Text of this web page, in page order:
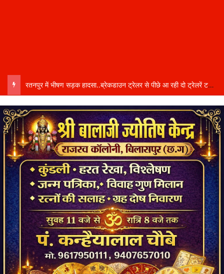
रतनपुर में भीषण सड़क हादसा..ब्रेकडाउन ट्रेलर से पीछे आ रही दो ट्रेलरें टकराईं….. चालक कैबिन में फंसा….. गंभीर हालत में अस्पताल रेफर…..